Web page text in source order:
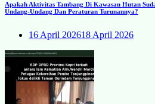
Apakah Aktivitas Tambang Di Kawasan Hutan
Undang-Undang Dan Peraturan Turunannya?
16 April 202618 April 2026